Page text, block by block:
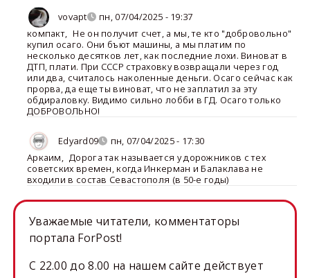
vovapt
пн, 07/04/2025 - 19:37
компакт, Не он получит счет, а мы, те кто "добровольно"
купил осаго. Они бъют машины, а мы платим по
несколько десятков лет, как последние лохи. Виноват в
ДТП, плати. При СССР страховку возвращали через год
или два, считалось наколенные деньги. Осаго сейчас как
прорва, да еще ты виноват, что не заплатил за эту
обдираловку. Видимо сильно лобби в ГД. Осаго только
ДОБРОВОЛЬНО!
Edyard09
пн, 07/04/2025 - 17:30
Аркаим, Дорога так называется у дорожников с тех
советских времен, когда Инкерман и Балаклава не
входили в состав Севастополя (в 50-е годы)
Уважаемые читатели, комментаторы
портала ForPost!
C 22.00 до 8.00 на нашем сайте действует